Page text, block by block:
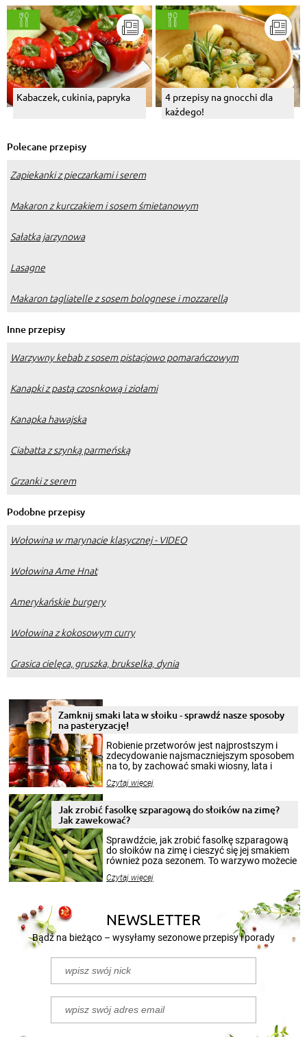
Kabaczek, cukinia, papryka
4 przepisy na gnocchi dla
każdego!
Polecane przepisy
Zapiekanki z pieczarkami i serem
Makaron z kurczakiem i sosem śmietanowym
Sałatka jarzynowa
Lasagne
Makaron tagliatelle z sosem bolognese i mozzarellą
Inne przepisy
Warzywny kebab z sosem pistacjowo pomarańczowym
Kanapki z pastą czosnkową i ziołami
Kanapka hawajska
Ciabatta z szynką parmeńską
Grzanki z serem
Podobne przepisy
Wołowina w marynacie klasycznej - VIDEO
Wołowina Ame Hnat
Amerykańskie burgery
Wołowina z kokosowym curry
Grasica cielęca, gruszka, brukselka, dynia
Zamknij smaki lata w słoiku - sprawdź nasze sposoby
na pasteryzację!
Robienie przetworów jest najprostszym i
zdecydowanie najsmaczniejszym sposobem
na to, by zachować smaki wiosny, lata i
krajobrazów, by cieszyć nimi oko w sezonie
pełni poczuć atmosferę cieplejszych
miesięcy. Przygotowanie słoików ze
patenty, które pozwolą zachować świeżość
przetworów.
Czytaj więcej
Jak zrobić fasolkę szparagową do słoików na zimę?
Jak zawekować?
Sprawdźcie, jak zrobić fasolkę szparagową
do słoików na zimę i cieszyć się jej smakiem
również poza sezonem. To warzywo możecie
nasze propozycje!
Czytaj więcej
NEWSLETTER
Bądź na bieżąco – wysyłamy sezonowe przepisy i porady